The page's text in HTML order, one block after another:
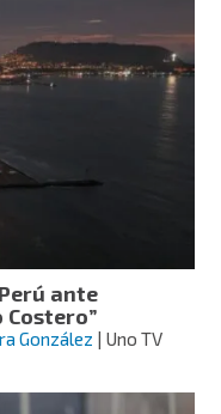
ante
González | Uno TV